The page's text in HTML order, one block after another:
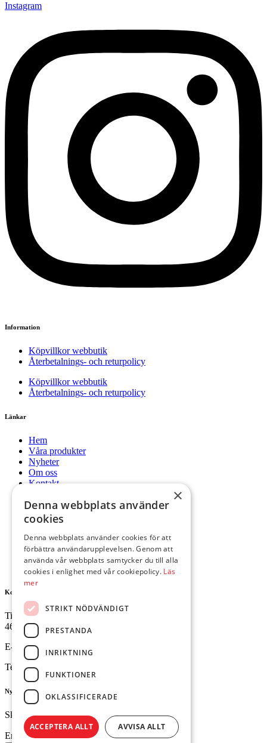
Instagram
Information
Köpvillkor webbutik
Återbetalnings- och returpolicy
Köpvillkor webbutik
Återbetalnings- och returpolicy
Länkar
Hem
Våra produkter
Nyheter
Om oss
Kontakt
Hem
Våra produkter
Nyheter
Om oss
Kontakt
Mitt konto
Kontakta oss
Tingvallavägen 34
461 32 Trollhättan
E-mail:butik@ejesgolv.se
Telefon:0520-795 00
Nyhetsbrev
Skriv upp dig för att få dem senaste nyheterna.
Email
×
Denna webbplats använder
cookies
Denna webbplats använder cookies för att
förbättra användarupplevelsen. Genom att
använda vår webbplats samtycker du till alla
cookies i enlighet med vår cookiepolicy. Läs
mer
STRIKT NÖDVÄNDIGT
PRESTANDA
INRIKTNING
FUNKTIONER
OKLASSIFICERADE
ACCEPTERA ALLT AVVISA ALLT